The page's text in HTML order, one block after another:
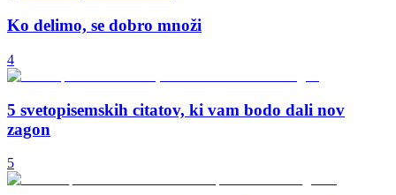
Ko delimo, se dobro množi
4
5 svetopisemskih citatov, ki vam bodo dali nov
zagon
5